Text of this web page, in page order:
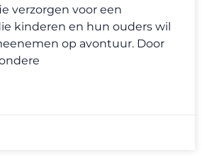
verzorgen voor een
kinderen en hun ouders wil
op avontuur. Door